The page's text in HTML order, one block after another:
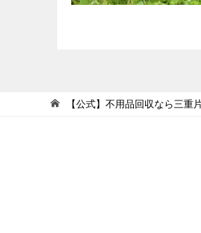
【公式】不用品回収なら三重